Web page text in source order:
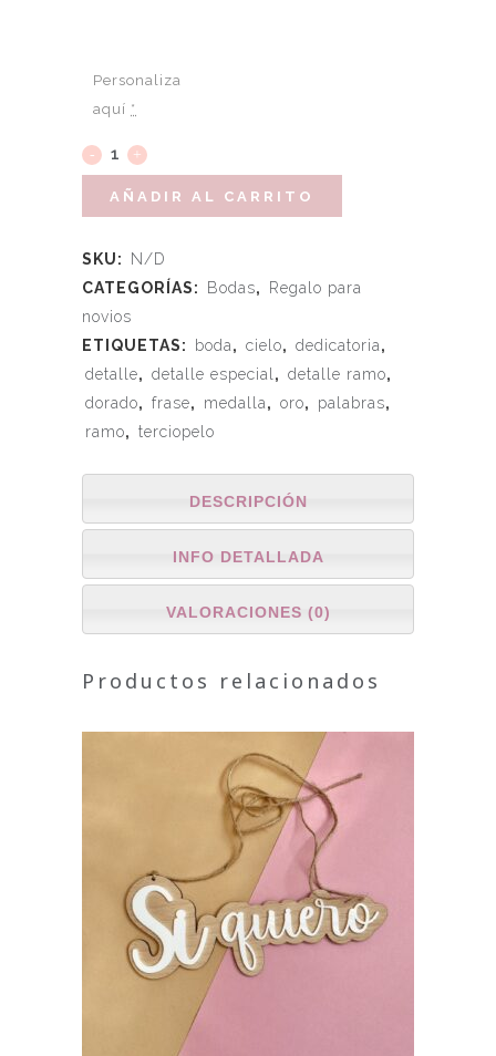
Personaliza
aquí *
AÑADIR AL CARRITO
SKU:
N/D
CATEGORÍAS:
Bodas,
Regalo para
novios
ETIQUETAS:
boda, cielo, dedicatoria,
detalle, detalle especial , detalle ramo,
dorado, frase, medalla, oro, palabras,
ramo, terciopelo
DESCRIPCIÓN
INFO DETALLADA
VALORACIONES (0)
Productos relacionados